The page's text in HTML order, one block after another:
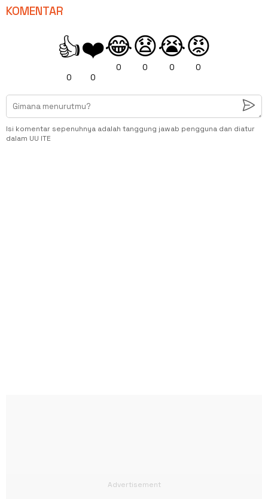
KOMENTAR
👍
0
❤️
0
😂
0
😧
0
😭
0
😡
0
Isi komentar sepenuhnya adalah tanggung jawab pengguna dan diatur
dalam UU ITE